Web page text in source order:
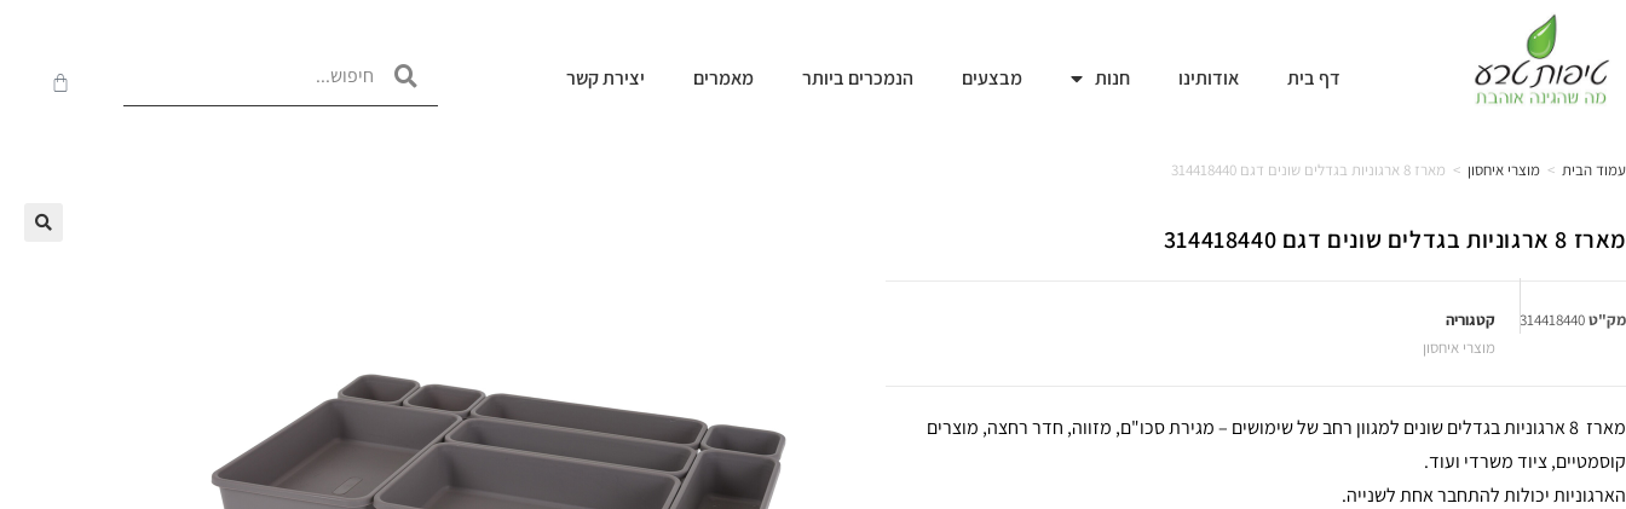
דף בית אודותינו חנות מבצעים הנמכרים ביותר מאמרים יצירת קשר
עמוד הבית > מוצרי איחסון > מארז 8 ארגוניות בגדלים שונים דגם 314418440
מארז 8 ארגוניות בגדלים שונים דגם 314418440
מק"ט314418440
קטגוריה
מוצרי איחסון
מארז 8 ארגוניות בגדלים שונים למגוון רחב של שימושים – מגירת סכו"ם, מזווה, חדר רחצה, מוצרים
קוסמטיים, ציוד משרדי ועוד.
הארגוניות יכולות להתחבר אחת לשנייה.